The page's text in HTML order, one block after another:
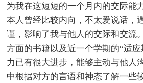
为我在这短短的一个月内的交际能
本人曾经比较内向，不太爱说话，
谨，影响了我与他人的交际和交流
方面的书籍以及近一个学期的“适
力已有很大进步，能够主动与他人
中根据对方的言语和神态了解一些